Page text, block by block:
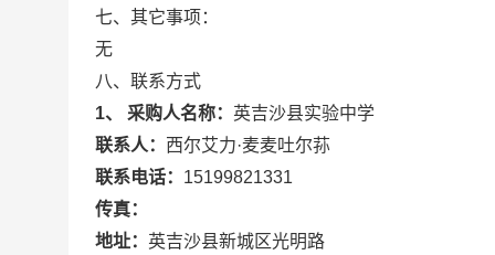
七、其它事项：
无
八、联系方式
1、 采购人名称： 英吉沙县实验中学
联系人： 西尔艾力·麦麦吐尔荪
联系电话： 15199821331
传真：
地址： 英吉沙县新城区光明路